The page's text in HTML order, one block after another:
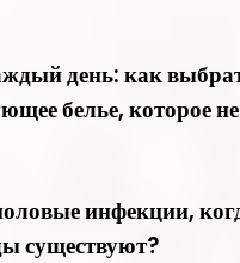
день: как
белье, которое
инфекции,
существуют?